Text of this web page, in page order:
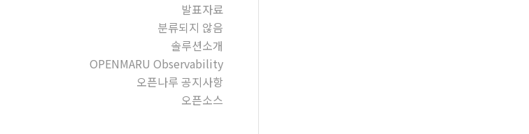
발표자료
분류되지 않음
솔루션소개
OPENMARU Observability
오픈나루 공지사항
오픈소스